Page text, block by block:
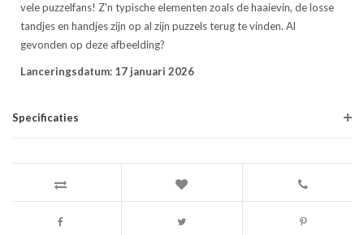
vele puzzelfans! Z'n typische elementen zoals de haaievin, de losse
tandjes en handjes zijn op al zijn puzzels terug te vinden. Al
gevonden op deze afbeelding?
Lanceringsdatum: 17 januari 2026
Specificaties